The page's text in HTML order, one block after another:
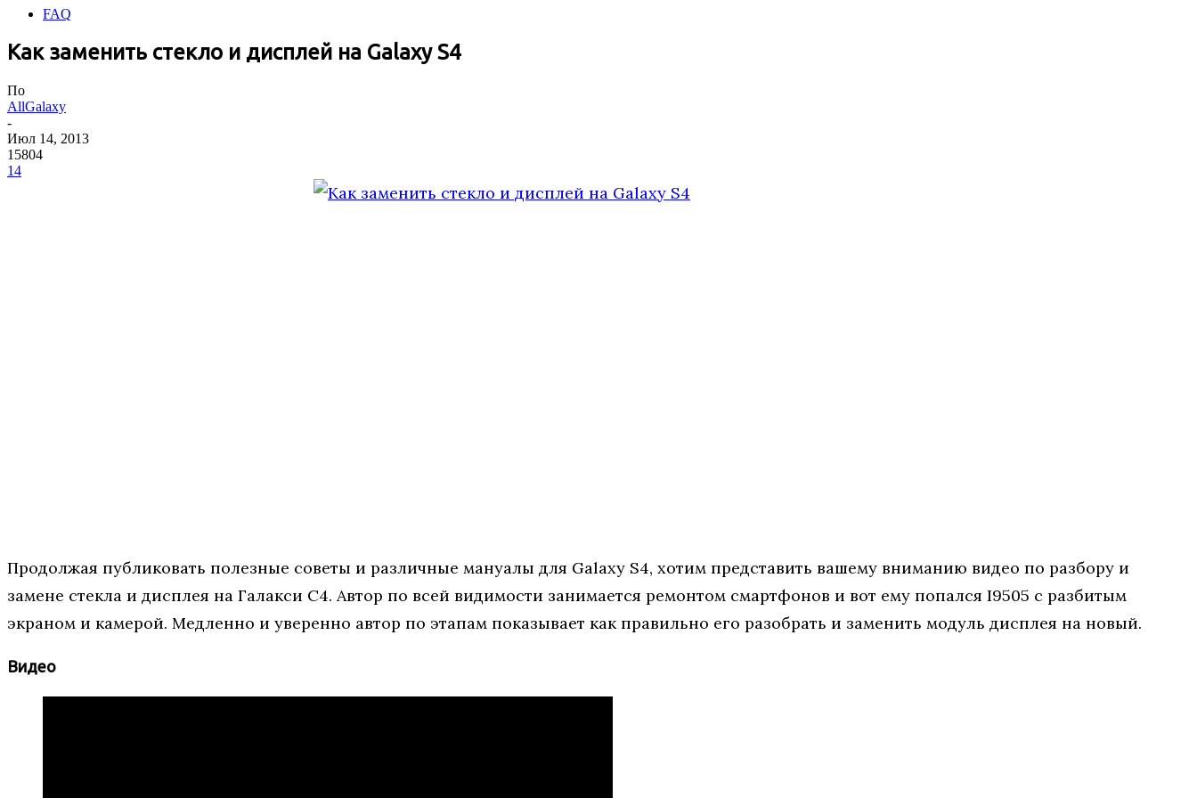
FAQ
Как заменить стекло и дисплей на Galaxy S4
По
AllGalaxy
-
Июл 14, 2013
15804
14
Продолжая публиковать полезные советы и различные мануалы для Galaxy S4, хотим представить вашему вниманию видео по разбору и
замене стекла и дисплея на Галакси C4. Автор по всей видимости занимается ремонтом смартфонов и вот ему попался I9505 с разбитым
экраном и камерой. Медленно и уверенно автор по этапам показывает как правильно его разобрать и заменить модуль дисплея на новый.
Видео